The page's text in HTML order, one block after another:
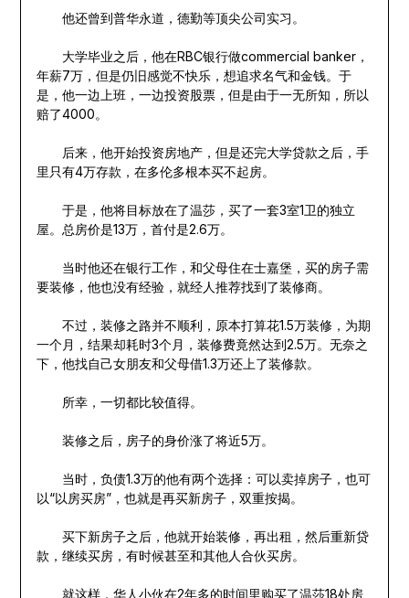
他还曾到普华永道，德勤等顶尖公司实习。
大学毕业之后，他在RBC银行做commercial banker，
年薪7万，但是仍旧感觉不快乐，想追求名气和金钱。于
是，他一边上班，一边投资股票，但是由于一无所知，所以
赔了4000。
后来，他开始投资房地产，但是还完大学贷款之后，手
里只有4万存款，在多伦多根本买不起房。
于是，他将目标放在了温莎，买了一套3室1卫的独立
屋。总房价是13万，首付是2.6万。
当时他还在银行工作，和父母住在士嘉堡，买的房子需
要装修，他也没有经验，就经人推荐找到了装修商。
不过，装修之路并不顺利，原本打算花1.5万装修，为期
一个月，结果却耗时3个月，装修费竟然达到2.5万。无奈之
下，他找自己女朋友和父母借1.3万还上了装修款。
所幸，一切都比较值得。
装修之后，房子的身价涨了将近5万。
当时，负债1.3万的他有两个选择：可以卖掉房子，也可
以“以房买房”，也就是再买新房子，双重按揭。
买下新房子之后，他就开始装修，再出租，然后重新贷
款，继续买房，有时候甚至和其他人合伙买房。
就这样，华人小伙在2年多的时间里购买了温莎18处房